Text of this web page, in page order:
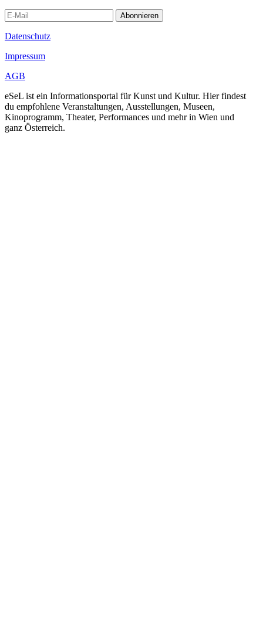
Abonnieren
Datenschutz
Impressum
AGB
eSeL ist ein Informationsportal für Kunst und Kultur. Hier findest
du empfohlene Veranstaltungen, Ausstellungen, Museen,
Kinoprogramm, Theater, Performances und mehr in Wien und
ganz Österreich.